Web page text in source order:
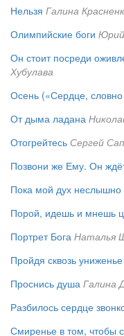
Нельзя Галина
Олимпийские боги
Он стоит посреди
Хубулава
Осень («Сердце,
От дыма ладана
Отогрейтесь Сергей
Позвони же Ему. Он
Пока мой дух неслышно
Порой, идешь и мнешь
Портрет Бога Наталья
Пройдя сквозь
Проснись душа Галина
Разбилось сердце
Смиренье в том, чтобы